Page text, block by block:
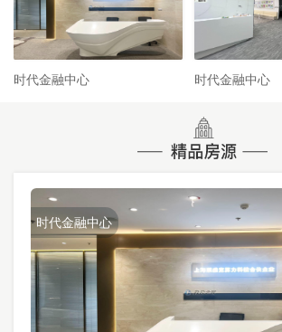
时代金融中心 时代金融中心
时代金融中心